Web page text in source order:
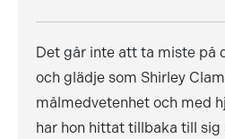
Det går inte att ta miste på
och glädje som Shirley
målmedvetenhet och med
har hon hittat tillbaka till